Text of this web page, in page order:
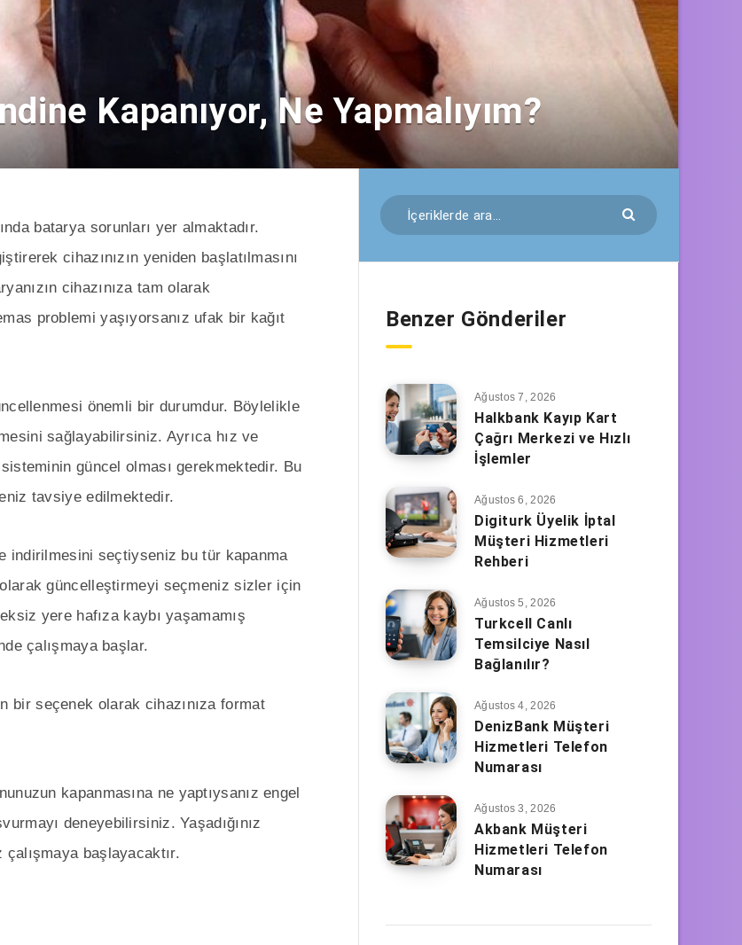
Kapanıyor, Ne Yapmalıyım?
batarya sorunları yer almaktadır.
cihazınızın yeniden başlatılmasını
cihazınıza tam olarak
problemi yaşıyorsanız ufak bir kağıt
önemli bir durumdur. Böylelikle
sağlayabilirsiniz. Ayrıca hız ve
güncel olması gerekmektedir. Bu
tavsiye edilmektedir.
indirilmesini seçtiyseniz bu tür kapanma
güncelleştirmeyi seçmeniz sizler için
yere hafıza kaybı yaşamamış
çalışmaya başlar.
bir seçenek olarak cihazınıza format
kapanmasına ne yaptıysanız engel
deneyebilirsiniz. Yaşadığınız
çalışmaya başlayacaktır.
Benzer Gönderiler
Ağustos 7, 2026
Halkbank Kayıp Kart
Çağrı Merkezi ve Hızlı
İşlemler
Ağustos 6, 2026
Digiturk Üyelik İptal
Müşteri Hizmetleri
Rehberi
Ağustos 5, 2026
Turkcell Canlı
Temsilciye Nasıl
Bağlanılır?
Ağustos 4, 2026
DenizBank Müşteri
Hizmetleri Telefon
Numarası
Ağustos 3, 2026
Akbank Müşteri
Hizmetleri Telefon
Numarası